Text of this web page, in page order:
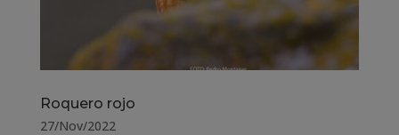
Roquero rojo
27/Nov/2022